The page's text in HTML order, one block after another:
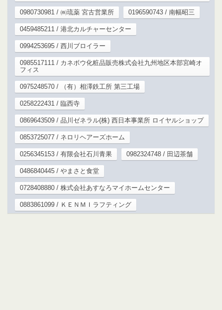
0980730981 / ㈱琉薬 宮古営業所 0196590743 / 南幅昭三
0459485211 / 港北カルチャーセンター
0994253695 / 西川ブロイラー
0985517111 / カネボウ化粧品販売株式会社九州地区本部宮崎オ
フィス
0975248570 / （有）相澤鉄工所 第三工場
0258222431 / 臨西寺
0869643509 / 品川ゼネラル(株) 西日本事業所 ロイヤルショップ
0853725077 / ネロリヘアーズホーム
0256345153 / 有限会社石川青果 0982324748 / 田辺茶舗
0486840445 / やまさと食堂
0728408880 / 株式会社あすなろマイホームセンター
0883861099 / ＫＥＮＭＩラフティング